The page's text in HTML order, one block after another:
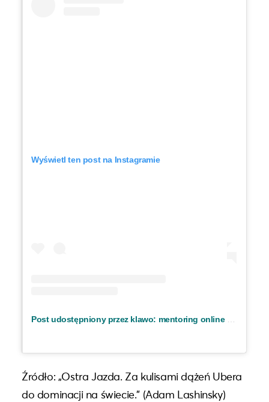
Wyświetl ten post na Instagramie
Post udostępniony przez klawo: mentoring online (@klawo.io)
Źródło: „Ostra Jazda. Za kulisami dążeń Ubera
do dominacji na świecie.” (Adam Lashinsky)